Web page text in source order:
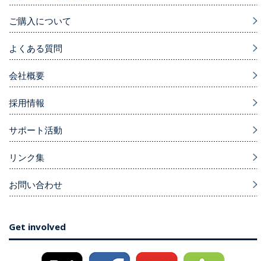
ご購入について
よくある質問
会社概要
採用情報
サポート活動
リンク集
お問い合わせ
Get involved